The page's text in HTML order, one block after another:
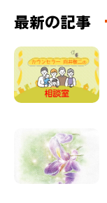
最新の記事